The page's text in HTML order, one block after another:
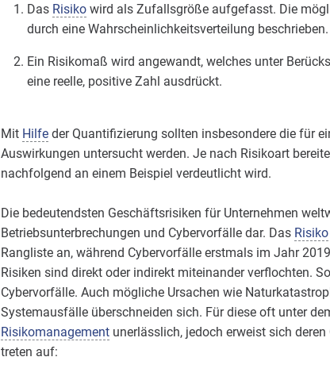
Das Risikowird als Zufallsgröße aufgefasst. Die
durch eine Wahrscheinlichkeitsverteilung beschrieben.
Ein Risikomaß wird angewandt, welches unter
eine reelle, positive Zahl ausdrückt.
Mit Hilfeder Quantifizierung sollten insbesondere die für
Auswirkungen untersucht werden. Je nach Risikoart
nachfolgend an einem Beispiel verdeutlicht wird.
Die bedeutendsten Geschäftsrisiken für Unternehmen
Betriebsunterbrechungen und Cybervorfälle dar. Das Risiko
Rangliste an, während Cybervorfälle erstmals im Jahr
Risiken sind direkt oder indirekt miteinander verflochten.
Cybervorfälle. Auch mögliche Ursachen wie
Systemausfälle überschneiden sich. Für diese oft unter
Risikomanagementunerlässlich, jedoch erweist sich
treten auf: